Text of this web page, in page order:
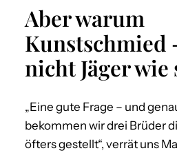
Aber warum
Kunstschmied
nicht Jäger wie
„Eine gute Frage – und
bekommen wir drei Brüder
öfters gestellt“, verrät uns